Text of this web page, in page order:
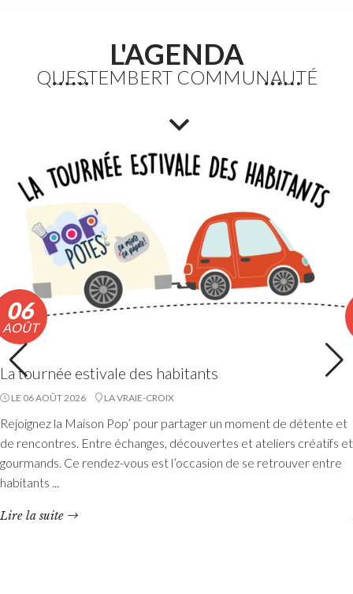
Etang du Moulin Neuf : baignade interdite
nautiques. La consommation de poissons pêchés est
Lire la suite
Accueils de loisirs : Ouverture des
réservations des mercredis de septembre à
décembre 2026
Les réservations des mercredis aux accueils de loisirs de
décembre 2026, sont ouvertes à partir du 20 juillet 2026
L'AGENDA
QUESTEMBERT COMMUNAUTÉ
06
AOÛT
La tournée estivale des habitants
LE 06 AOÛT 2026 LA VRAIE-CROIX
Rejoignez la Maison Pop’ pour partager un moment de détente et
de rencontres. Entre échanges, découvertes et ateliers créatifs et
gourmands. Ce rendez-vous est l’occasion de se retrouver entre
habitants ...
Lire la suite